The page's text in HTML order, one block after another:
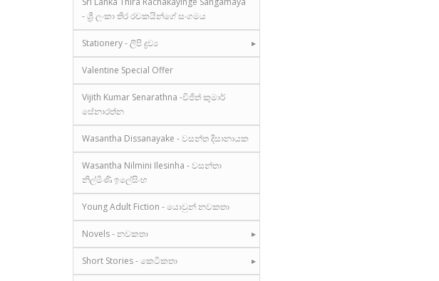
- ශ්‍රී ලංකා තිර රචකයින්ගේ සංගමය
Stationery - ලිපි ද්‍රව්‍ය
Valentine Special Offer
Vijith Kumar Senarathna -විජිත් කුමාර්
සේනාරත්න
Wasantha Dissanayake - වසන්ත දිසානායක
Wasantha Nilmini Ilesinha - වසන්තා
නිල්මිණි ඉලේසිංහ
Young Adult Fiction - යොවුන් නවකතා
Novels - නවකතා
Short Stories - කෙටිකතා